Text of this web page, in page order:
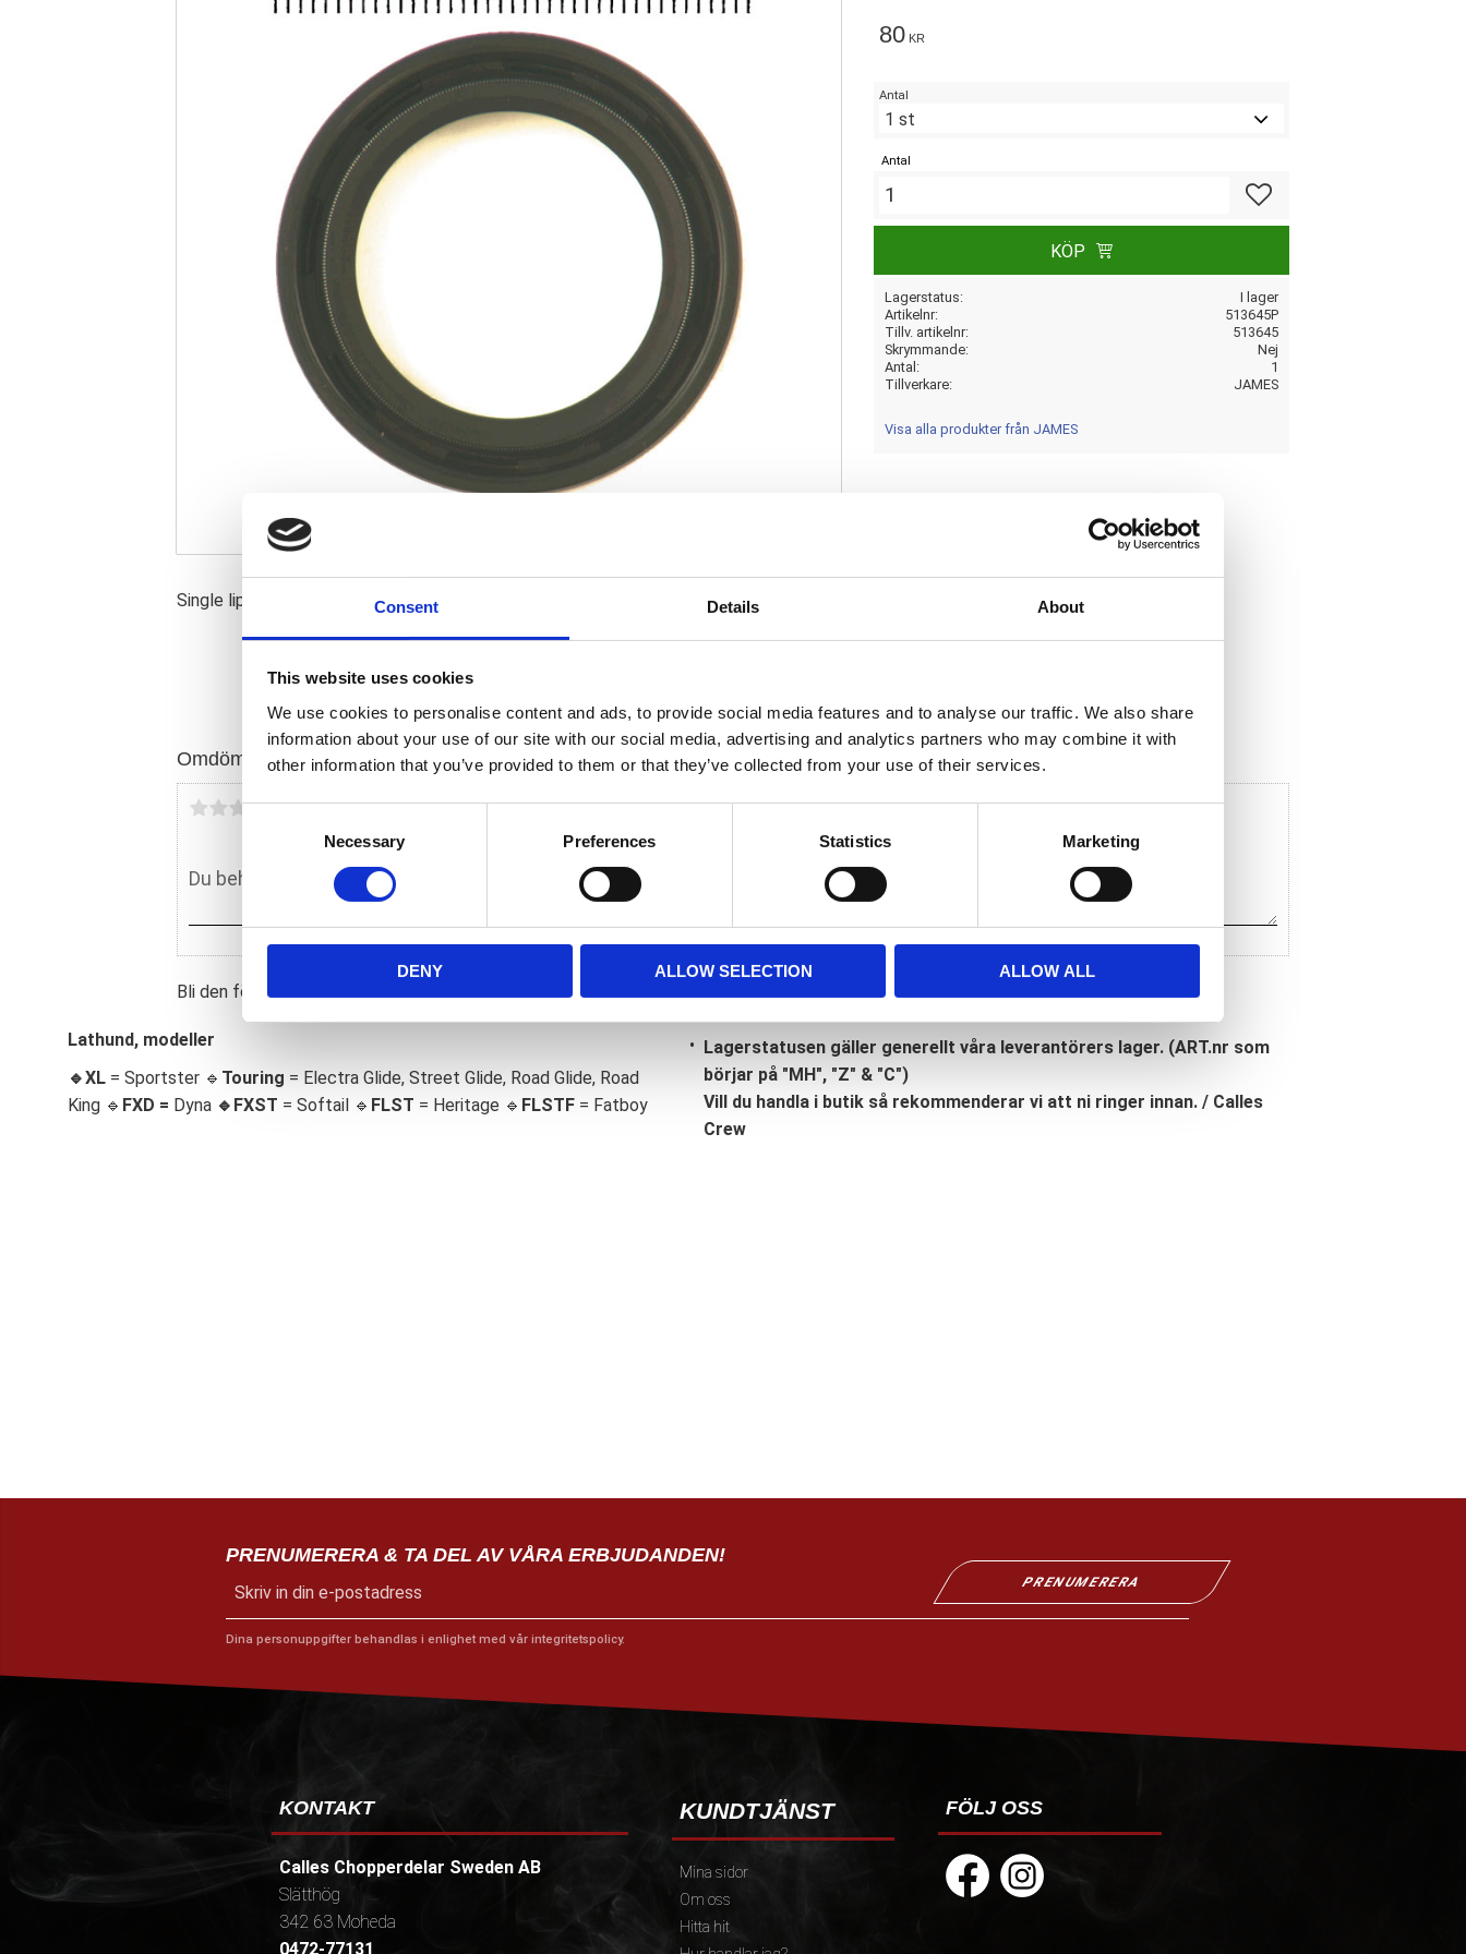
Consent Details About
This website uses cookies
We use cookies to personalise content and ads, to provide social media features and to analyse our traffic. We also share
information about your use of our site with our social media, advertising and analytics partners who may combine it with
other information that you’ve provided to them or that they’ve collected from your use of their services.
C
S
e
e
c
Necessary Preferences Statistics Marketing
DENY ALLOW SELECTION ALLOW ALL
80 KR
Antal
Antal
KÖP
Lagerstatus
I lager
Artikelnr
513645P
Tillv. artikelnr
513645
Skrymmande
Nej
Antal
1
Tillverkare
JAMES
Visa alla produkter från JAMES
Single lip. OEM replacement reference 83162-51.
Dela med dig
c
b
o
Omdömen
Du
Bli den första att lämna ett omdöme.
Lathund, modeller
🔹XL = Sportster 🔹 Touring = Electra Glide, Street Glide, Road Glide, Road
King 🔹 FXD = Dyna 🔹 FXST = Softail 🔹 FLST = Heritage 🔹 FLSTF = Fatboy
Lagerstatusen gäller generellt våra leverantörers lager. (ART.nr som
börjar på "MH", "Z" & "C")
Vill du handla i butik så rekommenderar vi att ni ringer innan. / Calles
Crew
PRENUMERERA & TA DEL AV VÅRA ERBJUDANDEN!
PRENUMERERA
Dina personuppgifter behandlas i enlighet med vår integritetspolicy.
KONTAKT
Calles Chopperdelar Sweden AB
Slätthög
342 63 Moheda
0472-77131
KUNDTJÄNST
Mina sidor
Om oss
Hitta hit
FÖLJ OSS